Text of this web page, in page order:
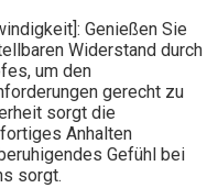
Genießen Sie
Widerstand durch
um den
gerecht zu
sorgt die
Anhalten
Gefühl bei
sorgt.